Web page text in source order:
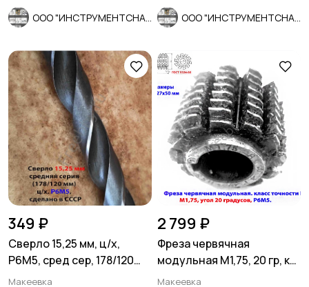
349 ₽
Сверло 15,25 мм, ц/х,
Р6М5, сред сер, 178/120
мм, В1, 2300-0231, СССР.
Макеевка
2 799 ₽
Фреза червячная
модульная М1,75, 20 гр, кл
В, 1°45', Р6М5, 63х27х50
Макеевка